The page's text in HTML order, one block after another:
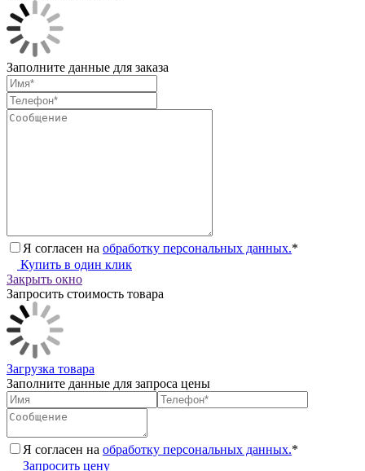
Заполните данные для заказа
Я согласен на обработку персональных данных.*
Купить в один клик
Закрыть окно
Запросить стоимость товара
Загрузка товара
Заполните данные для запроса цены
Я согласен на обработку персональных данных.*
Запросить цену